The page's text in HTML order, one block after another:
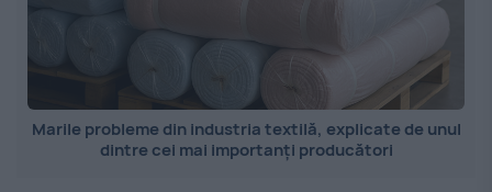
Marile probleme din industria textilă, explicate de unul
dintre cei mai importanți producători